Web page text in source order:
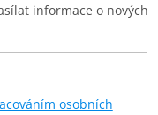
informace o nových
osobních